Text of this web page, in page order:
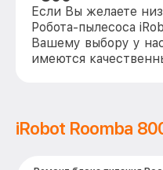
Если Вы желаете
Робота-пылесоса
Вашему выбору у
имеются
iRobot Roomba